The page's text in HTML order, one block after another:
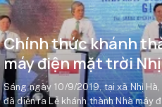
Chính thức khánh
máy điện mặt trời
Sáng ngày 10/9/2019, tại xã Nhị Hà,
đã diễn ra Lễ khánh thành Nhà máy